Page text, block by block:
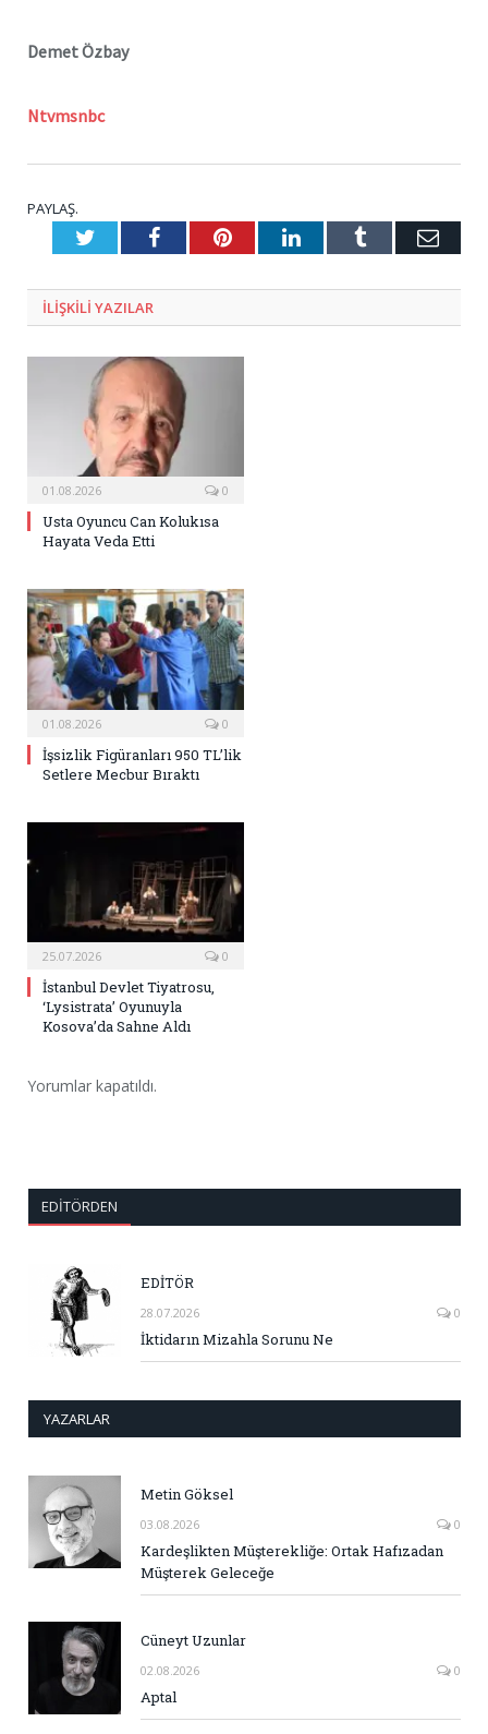
Demet Özbay
Ntvmsnbc
PAYLAŞ.
TwitterFacebookPinterestLinkedInTumblr E-
ILIŞKILI YAZILAR
01.08.2026 0
Usta Oyuncu Can Kolukısa
Hayata Veda Etti
01.08.2026 0
İşsizlik Figüranları 950 TL’lik
Setlere Mecbur Bıraktı
25.07.2026 0
İstanbul Devlet Tiyatrosu,
‘Lysistrata’ Oyunuyla
Kosova’da Sahne Aldı
Yorumlar kapatıldı.
EDITÖRDEN
EDİTÖR
28.07.2026 0
İktidarın Mizahla Sorunu Ne
YAZARLAR
Metin Göksel
03.08.2026 0
Kardeşlikten Müşterekliğe: Ortak Hafızadan
Müşterek Geleceğe
Cüneyt Uzunlar
02.08.2026 0
Aptal